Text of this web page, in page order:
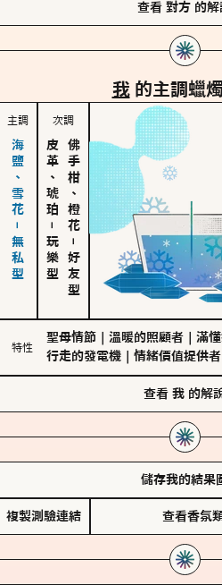
查看 對方 的解
我 的主調蠟
主調
海鹽、雪花－無私型
次調
皮革、琥珀
－
玩樂型
佛手柑、橙花
－
好友型
特性
聖母情節 溫暖的照顧者 滿
行走的發電機
情緒價值提供者
查看 我 的解
儲存我的結果
複製測驗連結 查看香氛